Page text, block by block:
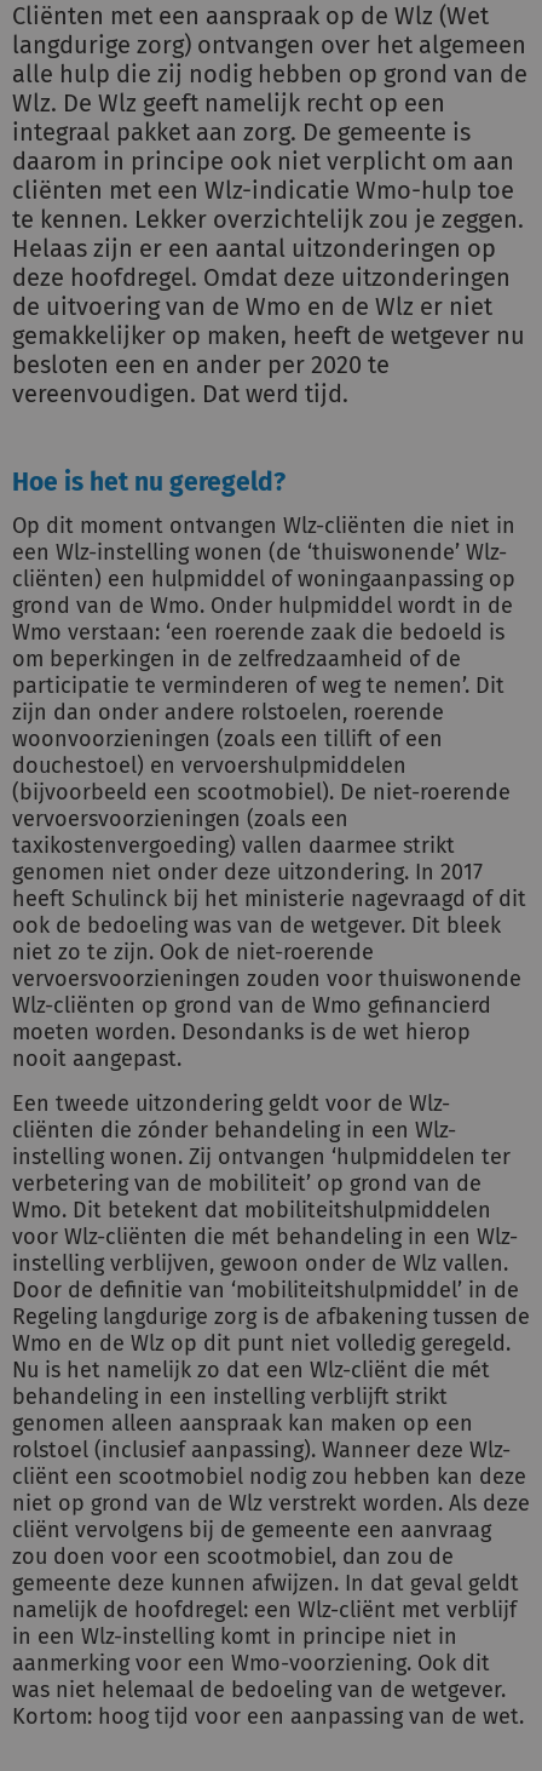
Cliënten met een aanspraak op de Wlz (Wet
langdurige zorg) ontvangen over het algemeen
alle hulp die zij nodig hebben op grond van de
Wlz. De Wlz geeft namelijk recht op een
integraal pakket aan zorg. De gemeente is
daarom in principe ook niet verplicht om aan
cliënten met een Wlz-indicatie Wmo-hulp toe
te kennen. Lekker overzichtelijk zou je zeggen.
Helaas zijn er een aantal uitzonderingen op
deze hoofdregel. Omdat deze uitzonderingen
de uitvoering van de Wmo en de Wlz er niet
gemakkelijker op maken, heeft de wetgever nu
besloten een en ander per 2020 te
vereenvoudigen. Dat werd tijd.
Hoe is het nu geregeld?
Op dit moment ontvangen Wlz-cliënten die niet in
een Wlz-instelling wonen (de ‘thuiswonende’ Wlz-
cliënten) een hulpmiddel of woningaanpassing op
grond van de Wmo. Onder hulpmiddel wordt in de
Wmo verstaan: ‘een roerende zaak die bedoeld is
om beperkingen in de zelfredzaamheid of de
participatie te verminderen of weg te nemen’. Dit
zijn dan onder andere rolstoelen, roerende
woonvoorzieningen (zoals een tillift of een
douchestoel) en vervoershulpmiddelen
(bijvoorbeeld een scootmobiel). De niet-roerende
vervoersvoorzieningen (zoals een
taxikostenvergoeding) vallen daarmee strikt
genomen niet onder deze uitzondering. In 2017
heeft Schulinck bij het ministerie nagevraagd of dit
ook de bedoeling was van de wetgever. Dit bleek
niet zo te zijn. Ook de niet-roerende
vervoersvoorzieningen zouden voor thuiswonende
Wlz-cliënten op grond van de Wmo gefinancierd
moeten worden. Desondanks is de wet hierop
nooit aangepast.
Een tweede uitzondering geldt voor de Wlz-
cliënten die zónder behandeling in een Wlz-
instelling wonen. Zij ontvangen ‘hulpmiddelen ter
verbetering van de mobiliteit’ op grond van de
Wmo. Dit betekent dat mobiliteitshulpmiddelen
voor Wlz-cliënten die mét behandeling in een Wlz-
instelling verblijven, gewoon onder de Wlz vallen.
Door de definitie van ‘mobiliteitshulpmiddel’ in de
Regeling langdurige zorg is de afbakening tussen de
Wmo en de Wlz op dit punt niet volledig geregeld.
Nu is het namelijk zo dat een Wlz-cliënt die mét
behandeling in een instelling verblijft strikt
genomen alleen aanspraak kan maken op een
rolstoel (inclusief aanpassing). Wanneer deze Wlz-
cliënt een scootmobiel nodig zou hebben kan deze
niet op grond van de Wlz verstrekt worden. Als deze
cliënt vervolgens bij de gemeente een aanvraag
zou doen voor een scootmobiel, dan zou de
gemeente deze kunnen afwijzen. In dat geval geldt
namelijk de hoofdregel: een Wlz-cliënt met verblijf
in een Wlz-instelling komt in principe niet in
aanmerking voor een Wmo-voorziening. Ook dit
was niet helemaal de bedoeling van de wetgever.
Kortom: hoog tijd voor een aanpassing van de wet.